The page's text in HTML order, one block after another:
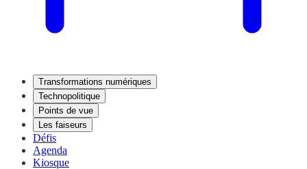
Transformations numériques
Technopolitique
Points de vue
Les faiseurs
Défis
Agenda
Kiosque